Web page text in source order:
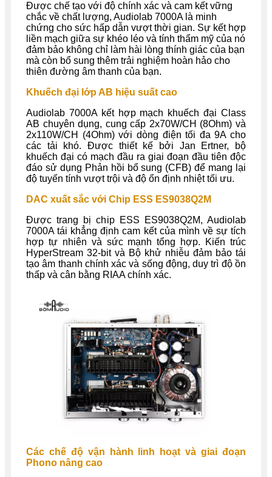
Được chế tạo với độ chính xác và cam kết vững
chắc về chất lượng, Audiolab 7000A là minh
chứng cho sức hấp dẫn vượt thời gian. Sự kết hợp
liền mạch giữa sự khéo léo và tính thẩm mỹ của nó
đảm bảo không chỉ làm hài lòng thính giác của bạn
mà còn bổ sung thêm trải nghiệm hoàn hảo cho
thiên đường âm thanh của bạn.
Khuếch đại lớp AB hiệu suất cao
Audiolab 7000A kết hợp mạch khuếch đại Class
AB chuyên dụng, cung cấp 2x70W/CH (8Ohm) và
2x110W/CH (4Ohm) với dòng điện tối đa 9A cho
các tải khó. Được thiết kế bởi Jan Ertner, bộ
khuếch đại có mạch đầu ra giai đoạn đầu tiên độc
đáo sử dụng Phản hồi bổ sung (CFB) để mang lại
độ tuyến tính vượt trội và độ ổn định nhiệt tối ưu.
DAC xuất sắc với Chip ESS ES9038Q2M
Được trang bị chip ESS ES9038Q2M, Audiolab
7000A tái khẳng định cam kết của mình về sự tích
hợp tự nhiên và sức mạnh tổng hợp. Kiến trúc
HyperStream 32-bit và Bộ khử nhiễu đảm bảo tái
tạo âm thanh chính xác và sống động, duy trì độ ồn
thấp và cân bằng RIAA chính xác.
Các chế độ vận hành linh hoạt và giai đoạn
Phono nâng cao